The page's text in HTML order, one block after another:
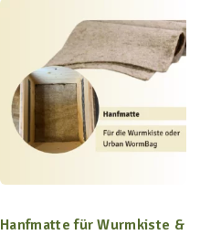
Hanfmatte für Wurmkiste &